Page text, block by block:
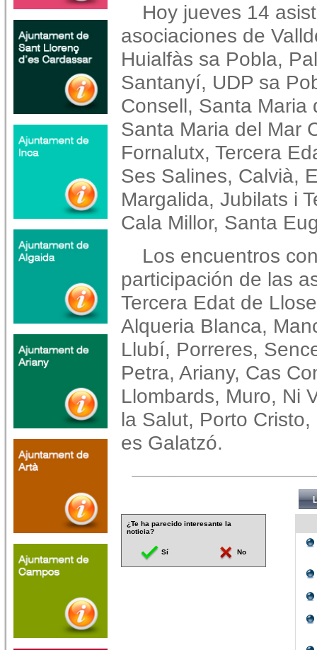
Hoy jueves 14
asociaciones de
Huialfàs sa Pobla,
Santanyí, UDP sa
Consell, Santa Maria
Santa Maria del Mar
Fornalutx, Tercera
Ses Salines, Calvià,
Margalida, Jubilats i
Cala Millor, Santa
Los encuentros
participación de las
Tercera Edat de
Alqueria Blanca,
Llubí, Porreres,
Petra, Ariany, Cas
Llombards, Muro, Ni
la Salut, Porto
es Galatzó.
¿Te ha parecido interesante la
noticia?
Sí No